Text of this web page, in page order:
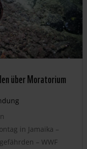
über Moratorium
in Jamaika –
– WWF